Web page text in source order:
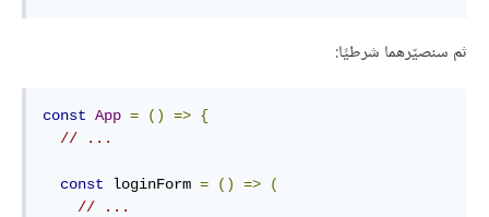
ثم سنصيّرهما شرطيًا:
const App = () => {
// ...
const loginForm = () =>
(
// ...